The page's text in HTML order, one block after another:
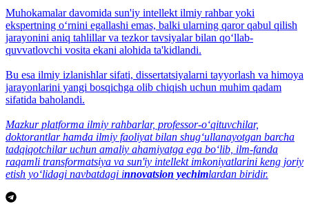
Muhokamalar davomida sun'iy intellekt ilmiy rahbar yoki
ekspertning o‘rnini egallashi emas, balki ularning qaror qabul qilish
jarayonini aniq tahlillar va tezkor tavsiyalar bilan qo‘llab-
quvvatlovchi vosita ekani alohida ta'kidlandi.
Bu esa ilmiy izlanishlar sifati, dissertatsiyalarni tayyorlash va himoya
jarayonlarini yangi bosqichga olib chiqish uchun muhim qadam
sifatida baholandi.
Mazkur platforma ilmiy rahbarlar, professor-o‘qituvchilar,
doktorantlar hamda ilmiy faoliyat bilan shug‘ullanayotgan barcha
tadqiqotchilar uchun amaliy ahamiyatga ega bo‘lib, ilm-fanda
raqamli transformatsiya va sun'iy intellekt imkoniyatlarini keng joriy
etish yo‘lidagi navbatdagi innovatsion yechimlardan biridir.